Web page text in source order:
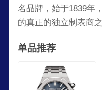
名品牌，始于1839年
的真正的独立制表商
所推崇。
单品推荐